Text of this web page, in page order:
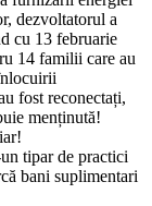
dezvoltatorul a
cu 13 februarie
14 familii care au
fost reconectați,
menținută!
tipar de practici
bani suplimentari